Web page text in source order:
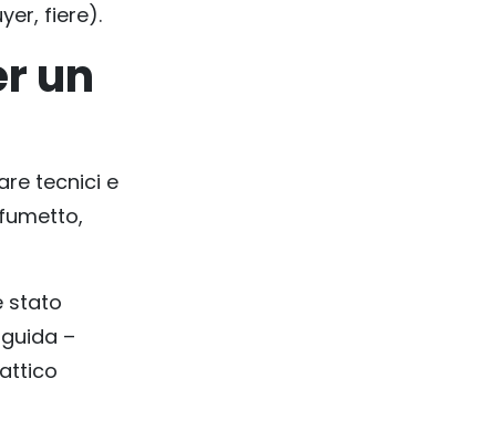
fiere).
un
tecnici e
stato
–